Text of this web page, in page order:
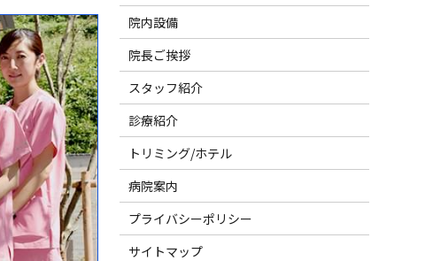
院内設備
院長ご挨拶
スタッフ紹介
診療紹介
トリミング/ホテル
病院案内
プライバシーポリシー
サイトマップ